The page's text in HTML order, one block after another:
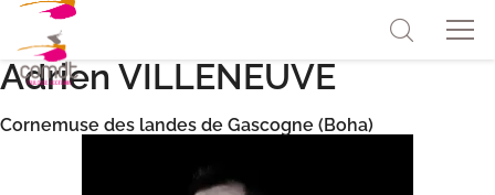
Adrien VILLENEUVE
Cornemuse des landes de Gascogne (Boha)